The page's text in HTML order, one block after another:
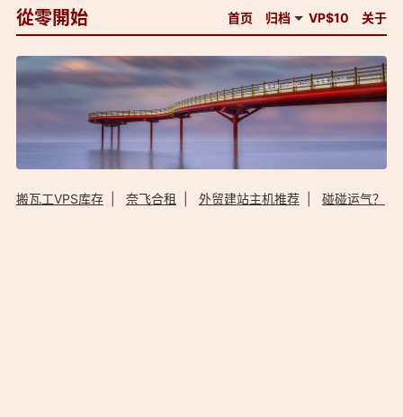
從零開始 首页 归档 VP$10 关于
搬瓦工VPS库存| 奈飞合租 外贸建站主机推荐| 碰碰运气？